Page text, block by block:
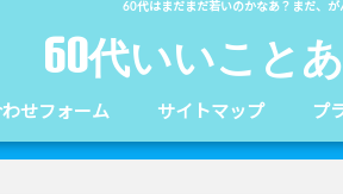
60代はまだまだ若いのかなあ？まだ、が
60代いいこと
せフォーム サイトマップ プ